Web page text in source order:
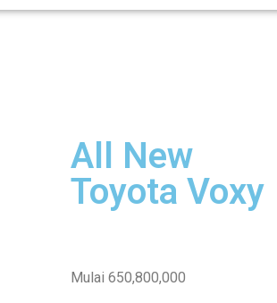
All New
Toyota Voxy
Mulai 650,800,000